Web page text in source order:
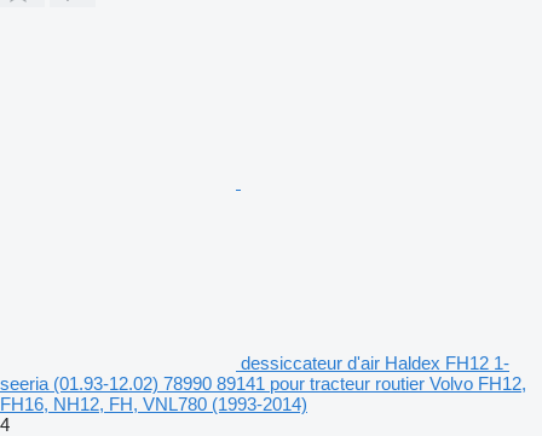
dessiccateur d'air Haldex FH12 1-
seeria (01.93-12.02) 78990 89141 pour tracteur routier Volvo FH12,
FH16, NH12, FH, VNL780 (1993-2014)
4